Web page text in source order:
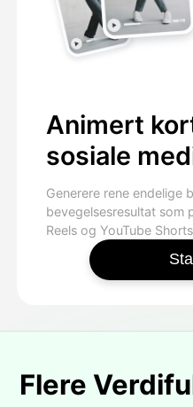
Animert
sosiale
Generere rene endelige
bevegelsesresultat som
Reels og YouTube
Flere